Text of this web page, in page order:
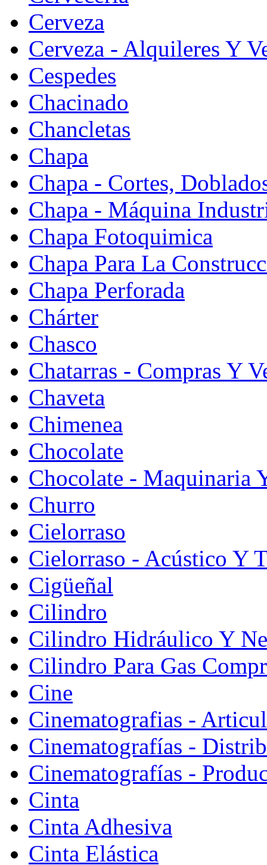
Cerveza
Cerveza - Alquileres Y
Cespedes
Chacinado
Chancletas
Chapa
Chapa - Cortes,
Chapa - Máquina
Chapa Fotoquimica
Chapa Para La
Chapa Perforada
Chárter
Chasco
Chatarras - Compras Y
Chaveta
Chimenea
Chocolate
Chocolate - Maquinaria
Churro
Cielorraso
Cielorraso - Acústico Y
Cigüeñal
Cilindro
Cilindro Hidráulico Y
Cilindro Para Gas
Cine
Cinematografias -
Cinematografías -
Cinematografías -
Cinta
Cinta Adhesiva
Cinta Elástica